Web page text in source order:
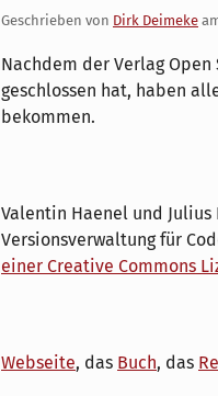
Geschrieben von Dirk Deimeke
Nachdem der Verlag Open
geschlossen hat, haben
bekommen.
Valentin Haenel und
Versionsverwaltung für
einer Creative Commons
Webseite, das Buch, das